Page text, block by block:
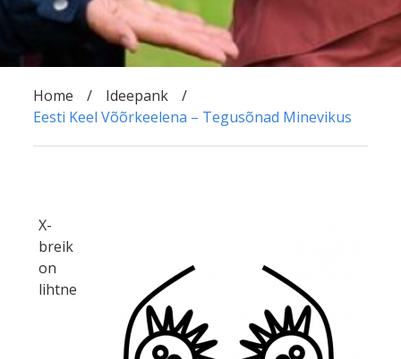
Home
Ideepank
Eesti Keel Võõrkeelena – Tegusõnad Minevikus
X-
breik
on
lihtne